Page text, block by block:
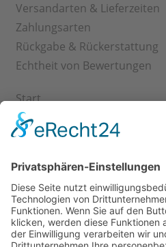
Versandarten & Lieferzeiten
Zahlungsarten
Rückgabe & Rückerstattung
Echtheit von Bewertungen
Start
Kontakt
Shop
Warenkorb
Kasse
Vertrag widerrufen